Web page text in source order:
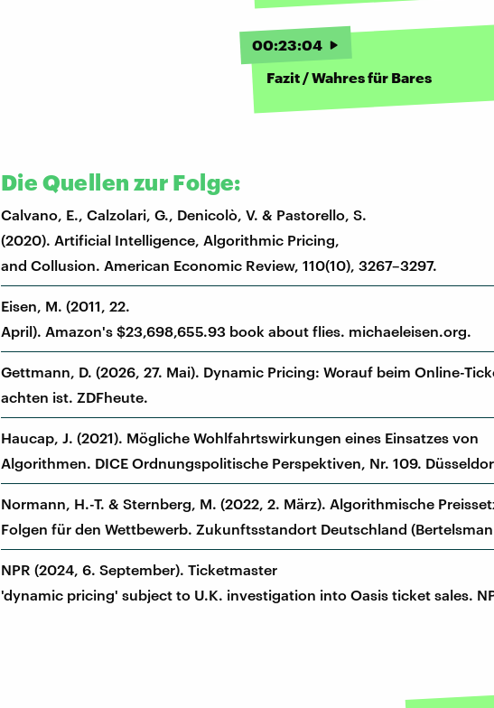
00:23:04
Fazit / Wahres für Bares
Die Quellen zur Folge:
Calvano, E., Calzolari, G., Denicolò, V. & Pastorello, S.
(2020). Artificial Intelligence, Algorithmic Pricing,
and Collusion. American Economic Review, 110(10), 3267–3297.
Eisen, M. (2011, 22.
April). Amazon's $23,698,655.93 book about flies. michaeleisen.org.
Gettmann, D. (2026, 27. Mai). Dynamic Pricing: Worauf beim Online-
achten ist. ZDFheute.
Haucap, J. (2021). Mögliche Wohlfahrtswirkungen eines Einsatzes von
Algorithmen. DICE Ordnungspolitische Perspektiven, Nr. 109.
Normann, H.-T. & Sternberg, M. (2022, 2. März). Algorithmische
Folgen für den Wettbewerb. Zukunftsstandort Deutschland
NPR (2024, 6. September). Ticketmaster
'dynamic pricing' subject to U.K. investigation into Oasis ticket sales.